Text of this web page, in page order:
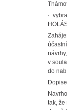
·
v
do
tak, že